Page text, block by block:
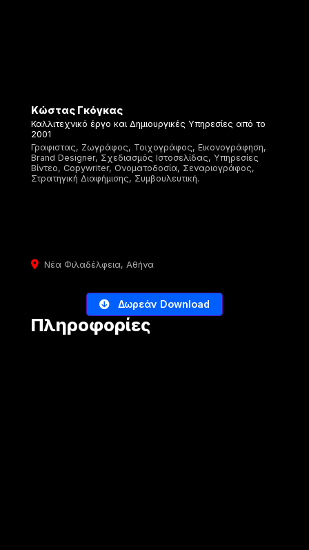
Δωρεάν Download
Κώστας Γκόγκας
Καλλιτεχνικό έργο και Δημιουργικές Υπηρεσίες από το
2001
Γραφιστας, Ζωγράφος, Τοιχογράφος, Εικονογράφηση,
Brand Designer, Σχεδιασμός Ιστοσελίδας, Υπηρεσίες
Βίντεο, Copywriter, Ονοματοδοσία, Σεναριογράφος,
Στρατηγική Διαφήμισης, Συμβουλευτική.
Νέα Φιλαδέλφεια, Αθήνα
Πληροφορίες